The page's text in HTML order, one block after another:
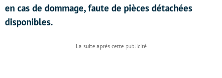
en cas de dommage, faute de pièces détachées
disponibles.